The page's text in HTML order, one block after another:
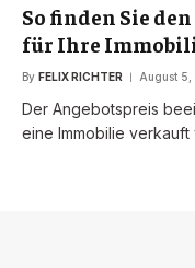
So finden Sie
für Ihre
By FELIX RICHTER August
Der Angebotspreis
eine Immobilie